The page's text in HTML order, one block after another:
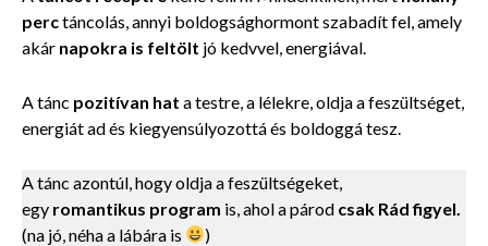
perctáncolás, annyi boldogsághormont szabadít fel, amely
akár napokra is feltölt jó kedvvel, energiával.
A tánc pozitívan hat a testre, a lélekre, oldja a feszültséget,
energiát ad és kiegyensúlyozottá és boldoggá tesz.
A tánc azontúl, hogy oldja a feszültségeket,
egy romantikus program is, ahol a párod csak Rád figyel.
(na jó, néha a lábára is
)